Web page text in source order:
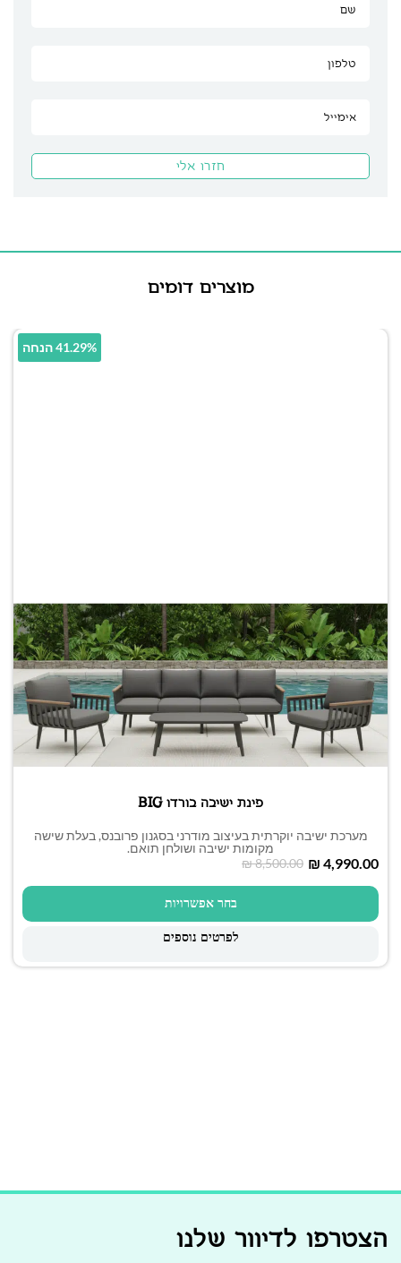
מוצרים דומים
41.29% הנחה
פינת ישיבה בורדו BIG
מערכת ישיבה יוקרתית בעיצוב מודרני בסגנון פרובנס, בעלת שישה
מקומות ישיבה ושולחן תואם.
₪8,500.00 ₪ 4,990.00
בחר אפשרויות
לפרטים נוספים
הצטרפו לדיוור שלנו